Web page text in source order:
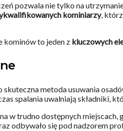
pozwala nie tylko na
kominiarzy,
kominów to jeden z kluczowych
metoda usuwania
spalania uwalniają składniki,
w trudno dostępnych miejscach,
odbywało się pod nadzorem